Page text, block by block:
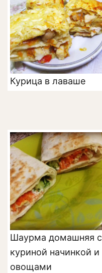
Курица в лаваше
Шаурма домашняя с
куриной начинкой и
овощами